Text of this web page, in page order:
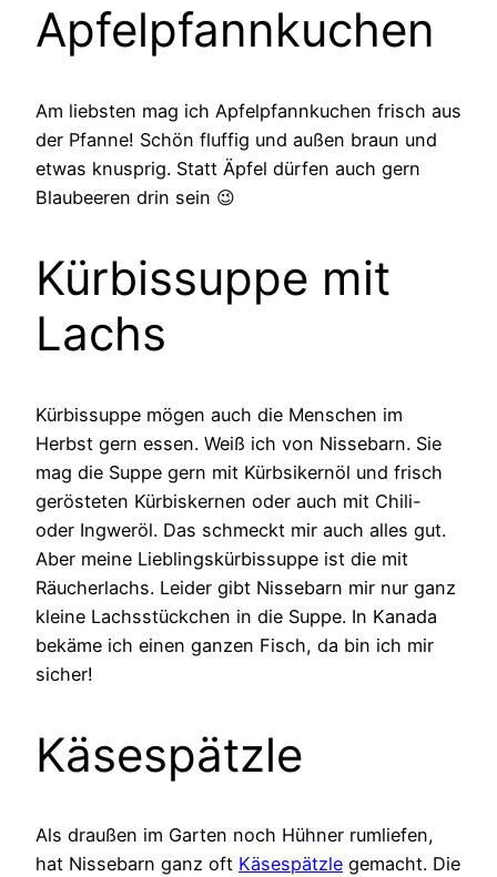
Apfelpfannkuchen
Am liebsten mag ich Apfelpfannkuchen frisch aus
der Pfanne! Schön fluffig und außen braun und
etwas knusprig. Statt Äpfel dürfen auch gern
Blaubeeren drin sein 😉
Kürbissuppe mit
Lachs
Kürbissuppe mögen auch die Menschen im
Herbst gern essen. Weiß ich von Nissebarn. Sie
mag die Suppe gern mit Kürbsikernöl und frisch
gerösteten Kürbiskernen oder auch mit Chili-
oder Ingweröl. Das schmeckt mir auch alles gut.
Aber meine Lieblingskürbissuppe ist die mit
Räucherlachs. Leider gibt Nissebarn mir nur ganz
kleine Lachsstückchen in die Suppe. In Kanada
bekäme ich einen ganzen Fisch, da bin ich mir
sicher!
Käsespätzle
Als draußen im Garten noch Hühner rumliefen,
hat Nissebarn ganz oft Käsespätzle gemacht. Die